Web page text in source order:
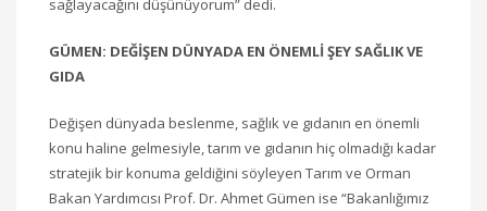
sağlayacağını düşünüyorum” dedi.
GÜMEN: DEĞİŞEN DÜNYADA EN ÖNEMLİ ŞEY SAĞLIK VE
GIDA
Değişen dünyada beslenme, sağlık ve gıdanın en önemli
konu haline gelmesiyle, tarım ve gıdanın hiç olmadığı kadar
stratejik bir konuma geldiğini söyleyen Tarım ve Orman
Bakan Yardımcısı Prof. Dr. Ahmet Gümen ise “Bakanlığımız